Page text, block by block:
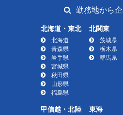
勤務地から
北海道・東北
北海道
青森県
岩手県
宮城県
秋田県
山形県
福島県
北関東
茨城県
栃木県
群馬県
甲信越・北陸 東海